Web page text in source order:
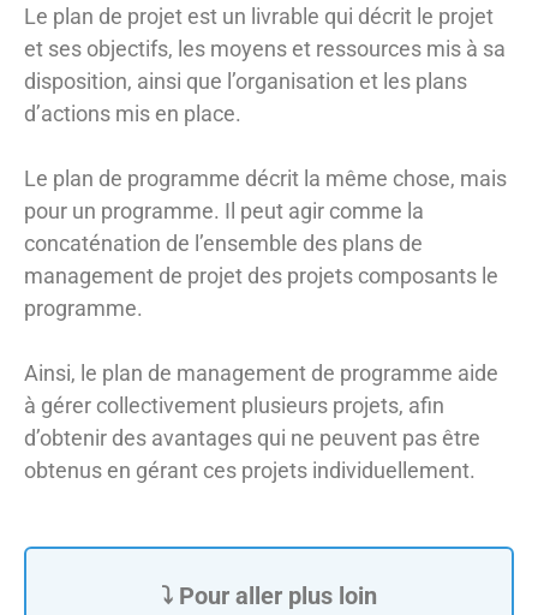
Le plan de projet est un livrable qui décrit le projet
et ses objectifs, les moyens et ressources mis à sa
disposition, ainsi que l’organisation et les plans
d’actions mis en place.
Le plan de programme décrit la même chose, mais
pour un programme. Il peut agir comme la
concaténation de l’ensemble des plans de
management de projet des projets composants le
programme.
Ainsi, le plan de management de programme aide
à gérer collectivement plusieurs projets, afin
d’obtenir des avantages qui ne peuvent pas être
obtenus en gérant ces projets individuellement.